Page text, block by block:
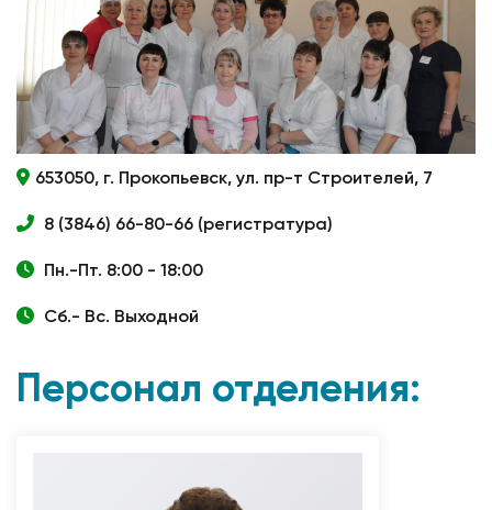
653050, г. Прокопьевск, ул. пр-т Строителей, 7
8 (3846) 66-80-66 (регистратура)
Пн.-Пт. 8:00 - 18:00
Сб.- Вс. Выходной
Персонал отделения: